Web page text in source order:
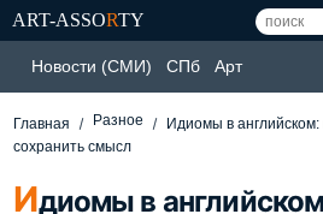
ART-ASSORTY
Новости (СМИ) СПб Арт
Главная Разное
Идиомы в английском:
сохранить смысл
Идиомы в